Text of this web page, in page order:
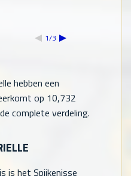
1/3
hebben een
op 10,732
complete verdeling.
is het Spijkenisse